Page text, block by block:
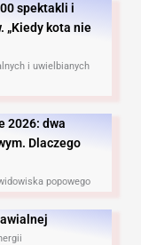
spektakli i
„Kiedy kota nie
i uwielbianych
2026: dwa
Dlaczego
popowego